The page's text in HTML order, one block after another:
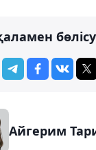
Айгерим